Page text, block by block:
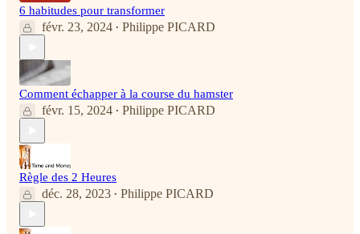
6 habitudes pour transformer
févr. 23, 2024 • Philippe PICARD
Comment échapper à la course du hamster
févr. 15, 2024 • Philippe PICARD
Règle des 2 Heures
déc. 28, 2023 • Philippe PICARD